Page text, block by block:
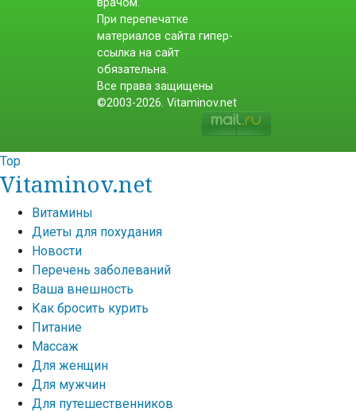
врачом.
При перепечатке
материалов сайта гипер-
ссылка на сайт
обязательна.
Все права защищены
©2003-2026. Vitaminov.net
Top
Vitaminov.net
Витамины
Диеты для похудания
Новости
Перечень заболеваний
Ваша внешность
Как бросить курить
Питание
Массаж
Для женщин
Для мужчин
Для путешественников